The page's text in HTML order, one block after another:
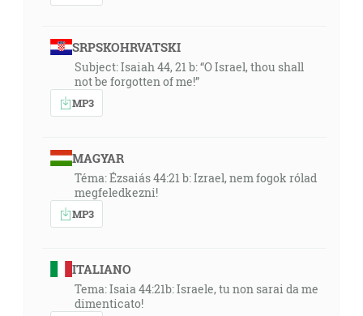
SRPSKOHRVATSKI
Subject: Isaiah 44, 21 b: “O Israel, thou shall
not be forgotten of me!”
MP3
MAGYAR
Téma: Ézsaiás 44:21 b: Izrael, nem fogok rólad
megfeledkezni!
MP3
ITALIANO
Tema: Isaia 44:21b: Israele, tu non sarai da me
dimenticato!